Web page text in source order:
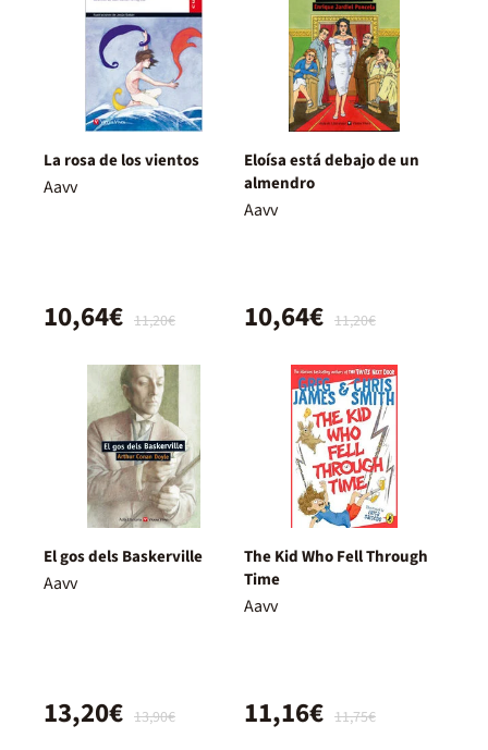
La rosa de los vientos
Aavv
11,20€
10,64€
Eloísa está debajo de un
almendro
Aavv
11,20€
10,64€
El gos dels Baskerville
Aavv
13,90€
13,20€
The Kid Who Fell Through
Time
Aavv
11,75€
11,16€